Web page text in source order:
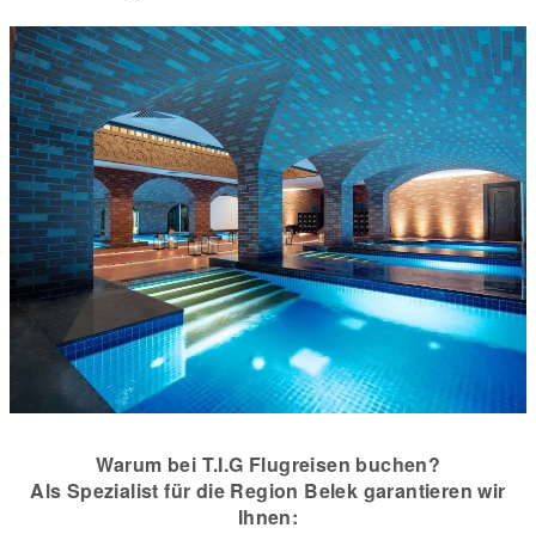
Warum bei T.I.G Flugreisen buchen?
Als Spezialist für die Region Belek garantieren wir
Ihnen: